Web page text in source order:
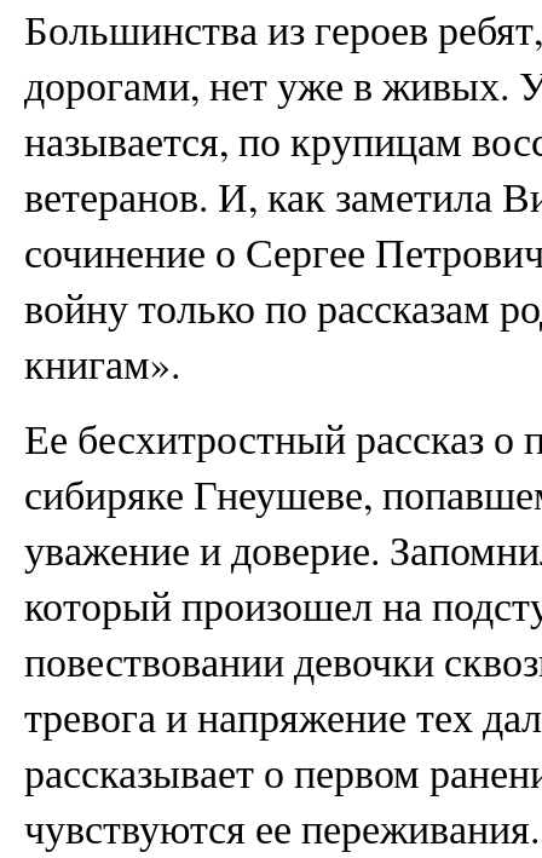
Большинства из героев
дорогами, нет уже в живых.
называется, по крупицам
ветеранов. И, как заметила
сочинение о Сергее
войну только по рассказам
книгам».
Ее бесхитростный рассказ
сибиряке Гнеушеве,
уважение и доверие.
который произошел на
повествовании девочки
тревога и напряжение тех
рассказывает о первом
чувствуются ее переживания.